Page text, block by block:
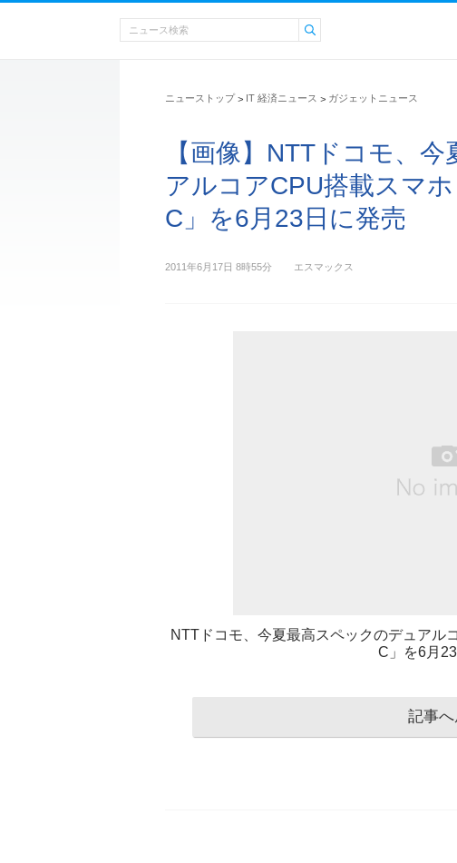
ニューストップ > IT 経済ニュース > ガジェットニュース
【画像】NTTドコモ、
アルコアCPU搭載スマ
C」を6月23日に発売
2011年6月17日 8時55分 エスマックス
NTTドコモ、今夏最高スペックのデュアル
C」を6月
記事へ